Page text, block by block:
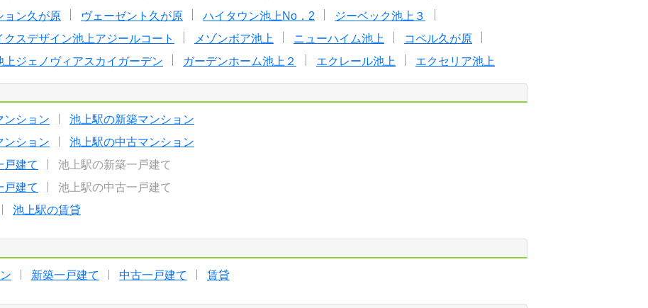
ョン久が原 ヴェーゼント久が原 ハイタウン池上No．2
ジーベック池上３
クスデザイン池上アジールコート メゾンボア池上 ニューハイム池上
コペル久が原
上ジェノヴィアスカイガーデン ガーデンホーム池上２ エクレール池上 エクセリア池上
ンション
池上駅の新築マンション
ンション
池上駅の中古マンション
戸建て
池上駅の新築一戸建て
戸建て
池上駅の中古一戸建て
池上駅の賃貸
新築一戸建て 中古一戸建て 賃貸